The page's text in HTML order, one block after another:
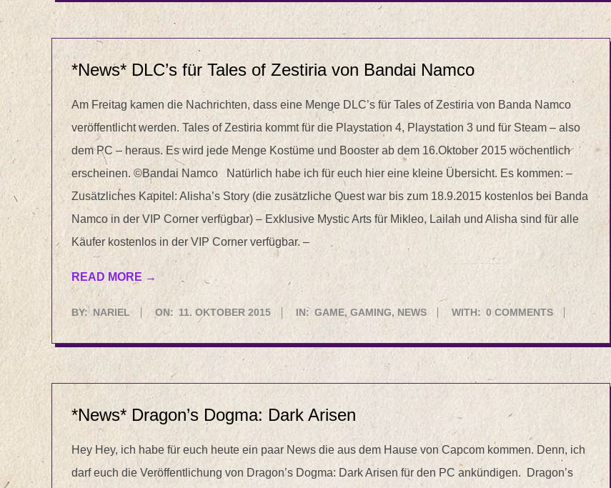
*News* DLC’s für Tales of Zestiria von Bandai Namco
Am Freitag kamen die Nachrichten, dass eine Menge DLC’s für Tales of Zestiria von Banda Namco
veröffentlicht werden. Tales of Zestiria kommt für die Playstation 4, Playstation 3 und für Steam – also
dem PC – heraus. Es wird jede Menge Kostüme und Booster ab dem 16.Oktober 2015 wöchentlich
erscheinen. ©Bandai Namco Natürlich habe ich für euch hier eine kleine Übersicht. Es kommen: –
Zusätzliches Kapitel: Alisha’s Story (die zusätzliche Quest war bis zum 18.9.2015 kostenlos bei Banda
Namco in der VIP Corner verfügbar) – Exklusive Mystic Arts für Mikleo, Lailah und Alisha sind für alle
Käufer kostenlos in der VIP Corner verfügbar. –
READ MORE →
2015-
BY: NARIEL ON: 11. OKTOBER 2015 IN: GAME,GAMING, NEWS WITH: 0 COMMENTS
*News* Dragon’s Dogma: Dark Arisen
Hey Hey, ich habe für euch heute ein paar News die aus dem Hause von Capcom kommen. Denn, ich
darf euch die Veröffentlichung von Dragon’s Dogma: Dark Arisen für den PC ankündigen. Dragon’s